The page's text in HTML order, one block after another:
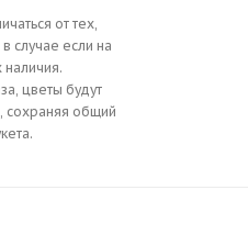
от тех,
случае если на
цветы будут
сохраняя общий